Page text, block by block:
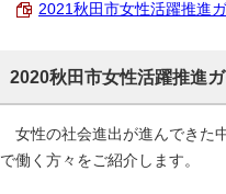
2021秋田市女性活躍推進
2020秋田市女性活躍推進
女性の社会進出が進んできた
で働く方々をご紹介します。